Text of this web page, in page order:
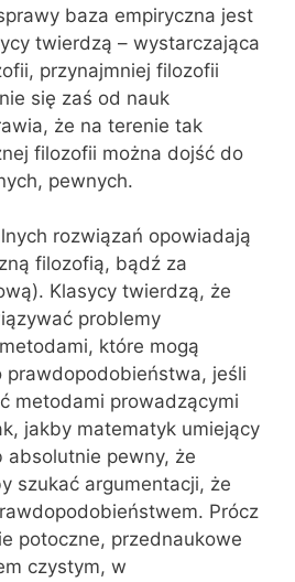
baza empiryczna jest
twierdzą – wystarczająca
przynajmniej filozofii
się zaś od nauk
że na terenie tak
filozofii można dojść do
pewnych.
rozwiązań opowiadają
filozofią, bądź za
Klasycy twierdzą, że
problemy
które mogą
prawdopodobieństwa, jeśli
metodami prowadzącymi
jakby matematyk umiejący
pewny, że
szukać argumentacji, że
Prócz
potoczne, przednaukowe
czystym, w